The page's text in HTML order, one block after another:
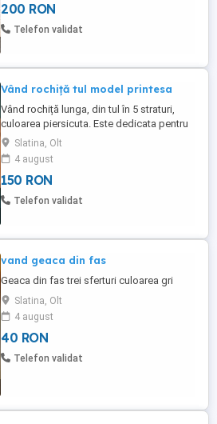
200 RON
Telefon validat
Vând rochiță tul model printesa
Vând rochiță lunga, din tul în 5 straturi,
culoarea piersicuta. Este dedicata pentru
evenimente deosebite. Partea de sus este
din dantela deosebita iar la spate
lărgimea se poate ajusta, fiind gen corset .
Slatina, Olt
4 august
150 RON
Telefon validat
vand geaca din fas
Geaca din fas trei sferturi culoarea gri
Slatina, Olt
4 august
40 RON
Telefon validat